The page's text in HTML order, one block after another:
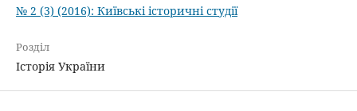
№ 2 (3) (2016): Київські історичні студії
Розділ
Історія України